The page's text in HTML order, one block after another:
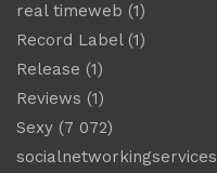
real timeweb (1)
Record Label(1)
Release (1)
Reviews (1)
Sexy (7 072)
socialnetworkingservices